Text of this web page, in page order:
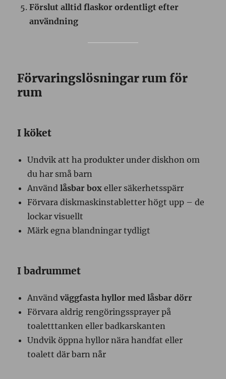
Förslut alltid flaskor ordentligt efter
användning
Förvaringslösningar rum för
rum
I köket
Undvik att ha produkter under diskhon om
du har små barn
Användlåsbar box eller säkerhetsspärr
Förvara diskmaskinstabletter högt upp – de
lockar visuellt
Märk egna blandningar tydligt
I badrummet
Användväggfasta hyllor med låsbar dörr
Förvara aldrig rengöringssprayer på
toaletttanken eller badkarskanten
Undvik öppna hyllor nära handfat eller
toalett där barn når